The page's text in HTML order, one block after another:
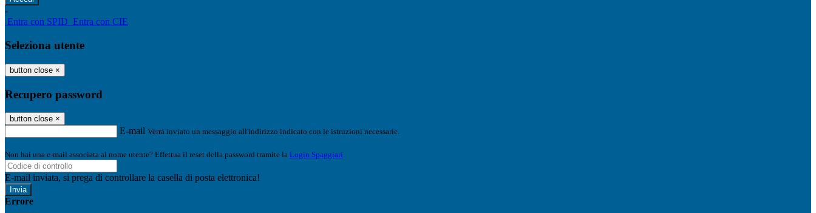
-
Entra con SPID Entra con CIE
Seleziona utente
button close ×
Recupero password
button close ×
E-mail Verrà inviato un messaggio all'indirizzo indicato con le istruzioni necessarie.
Non hai una e-mail associata al nome utente? Effettua il reset della password tramite la Login Spaggiari
E-mail inviata, si prega di controllare la casella di posta elettronica!
Errore